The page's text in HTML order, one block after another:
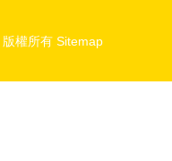
版權所有 Sitemap